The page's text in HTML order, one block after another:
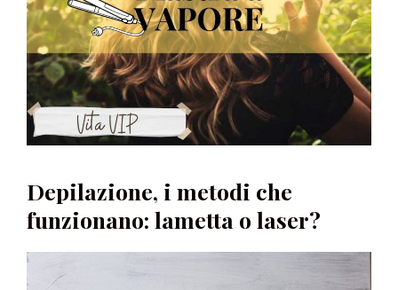
Depilazione, i metodi che
funzionano: lametta o laser?